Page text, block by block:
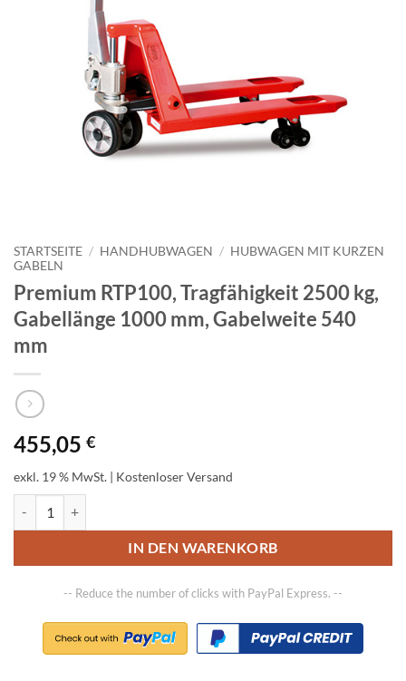
STARTSEITE / HANDHUBWAGEN / HUBWAGEN MIT KURZEN
GABELN
Premium RTP100, Tragfähigkeit 2500 kg,
Gabellänge 1000 mm, Gabelweite 540
mm
455,05 €
exkl. 19 % MwSt. | Kostenloser Versand
IN DEN WARENKORB
-- Reduce the number of clicks with PayPal Express. --